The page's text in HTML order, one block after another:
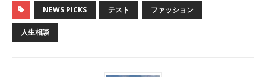
NEWS PICKS テスト ファッション
人生相談